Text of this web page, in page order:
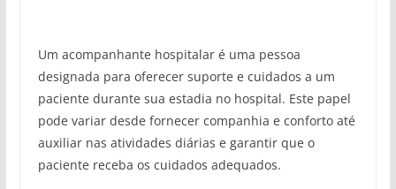
Um acompanhante hospitalar é uma pessoa
designada para oferecer suporte e cuidados a um
paciente durante sua estadia no hospital. Este papel
pode variar desde fornecer companhia e conforto até
auxiliar nas atividades diárias e garantir que o
paciente receba os cuidados adequados.